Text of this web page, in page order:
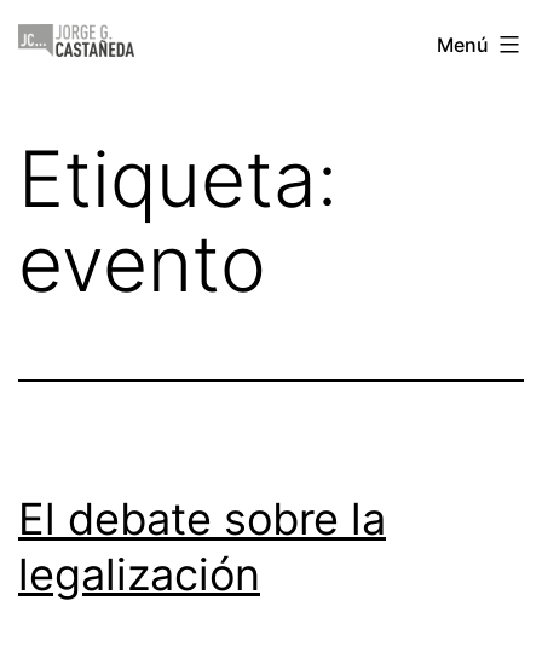
Saltar
Jorge
Menú
Etiqueta:
evento
El debate sobre la
legalización